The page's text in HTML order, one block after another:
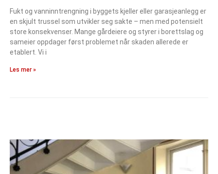
Fukt og vanninntrengning i byggets kjeller eller garasjeanlegg er
en skjult trussel som utvikler seg sakte – men med potensielt
store konsekvenser. Mange gårdeiere og styrer i borettslag og
sameier oppdager først problemet når skaden allerede er
etablert. Vi i
Les mer »